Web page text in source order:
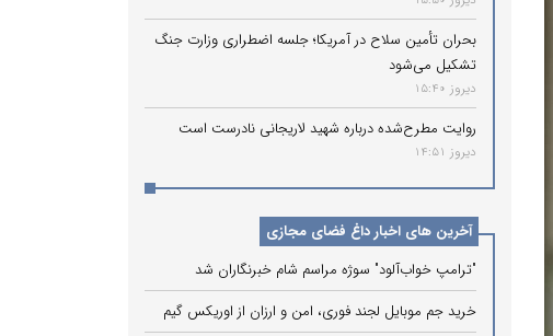
بحران تأمین سلاح در آمریکا؛ جلسه اضطراری وزارت جنگ
تشکیل می‌شود
دیروز 15:40
روایت مطرح‌شده درباره شهید لاریجانی نادرست است
دیروز 14:51
آخرین های اخبار داغ فضای مجازی
"ترامپ خواب‌آلود" سوژه مراسم شام خبرنگاران شد
خرید جم موبایل لجند فوری، امن و ارزان از اوریکس گیم